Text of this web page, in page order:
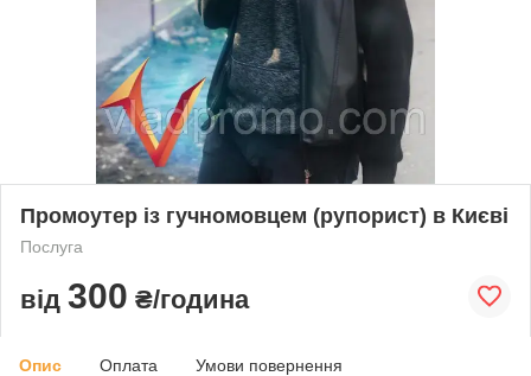
Промоутер із гучномовцем (рупорист) в Києві
Послуга
від 300 ₴/година
Опис Оплата Умови повернення